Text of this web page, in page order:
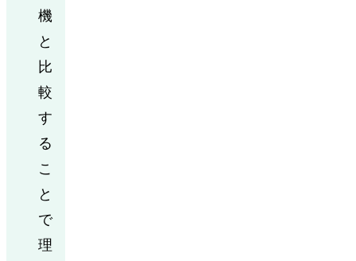
機
と
比
較
す
る
こ
と
で
理